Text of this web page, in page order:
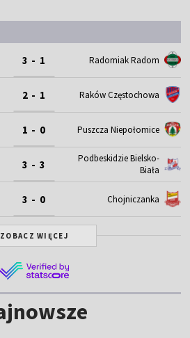
3 - 1 Radomiak Radom
2 - 1 Raków Częstochowa
1 - 0 Puszcza Niepołomice
3 - 3
Podbeskidzie Bielsko-
Biała
3 - 0 Chojniczanka
ZOBACZ WIĘCEJ